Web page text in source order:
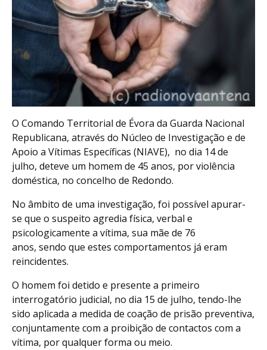
O Comando Territorial de Évora da Guarda Nacional
Republicana, através do Núcleo de Investigação e de
Apoio a Vítimas Específicas (NIAVE), no dia 14 de
julho, deteve um homem de 45 anos, por violência
doméstica, no concelho de Redondo.
No âmbito de uma investigação, foi possível apurar-
se que o suspeito agredia física, verbal e
psicologicamente a vítima, sua mãe de 76
anos, sendo que estes comportamentos já eram
reincidentes.
O homem foi detido e presente a primeiro
interrogatório judicial, no dia 15 de julho, tendo-lhe
sido aplicada a medida de coação de prisão preventiva,
conjuntamente com a proibição de contactos com a
vítima, por qualquer forma ou meio.